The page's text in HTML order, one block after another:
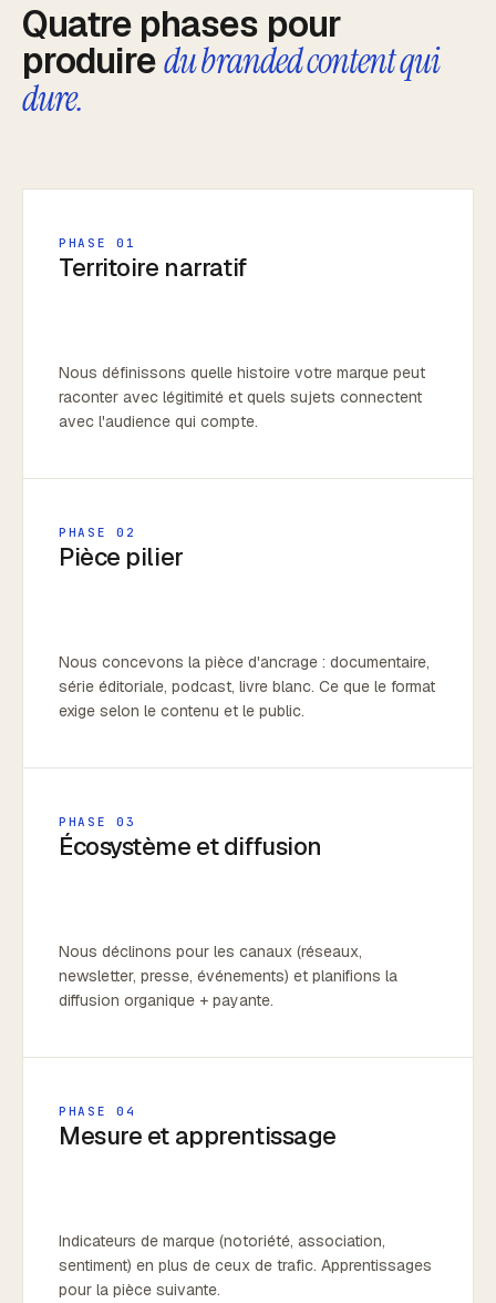
Quatre phases pour
produiredu branded content qui
dure.
PHASE 01
Territoire narratif
Nous définissons quelle histoire votre marque peut
raconter avec légitimité et quels sujets connectent
avec l'audience qui compte.
PHASE 02
Pièce pilier
Nous concevons la pièce d'ancrage : documentaire,
série éditoriale, podcast, livre blanc. Ce que le format
exige selon le contenu et le public.
PHASE 03
Écosystème et diffusion
Nous déclinons pour les canaux (réseaux,
newsletter, presse, événements) et planifions la
diffusion organique + payante.
PHASE 04
Mesure et apprentissage
Indicateurs de marque (notoriété, association,
sentiment) en plus de ceux de trafic. Apprentissages
pour la pièce suivante.